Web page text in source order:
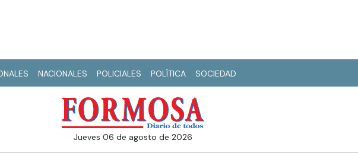
NACIONALES POLICIALES POLÍTICA SOCIEDAD
jueves 06 de agosto de 2026